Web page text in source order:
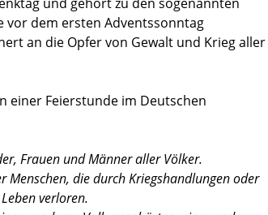
vor dem ersten Adventssonntag
an die Opfer von Gewalt und Krieg aller
einer Feierstunde im Deutschen
Frauen und Männer aller Völker.
Menschen, die durch Kriegshandlungen oder
verloren.